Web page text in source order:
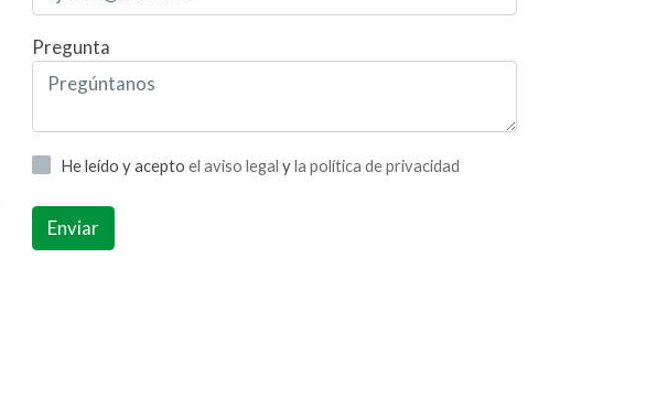
Pregunta
He leído y acepto el aviso legal yla política de privacidad
Enviar